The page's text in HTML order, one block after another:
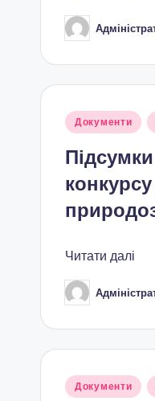
Опубліковано
Опубліковано
Документи
Читати далі
Опубліковано
Опубліковано
Документи